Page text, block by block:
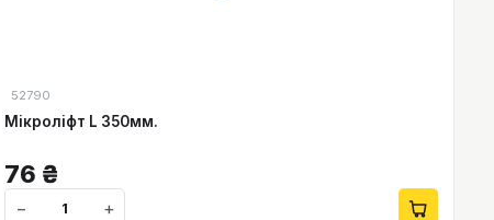
52790
Мікроліфт L 350мм.
76 ₴
− +